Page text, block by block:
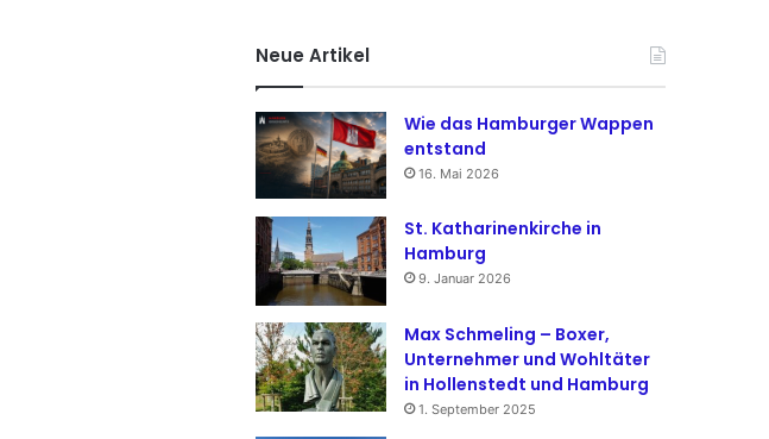
Neue Artikel
Wie das Hamburger Wappen
entstand
16. Mai 2026
St. Katharinenkirche in
Hamburg
9. Januar 2026
Max Schmeling – Boxer,
Unternehmer und Wohltäter
in Hollenstedt und Hamburg
1. September 2025